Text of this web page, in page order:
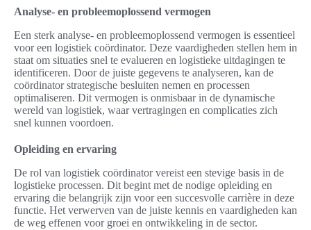
Analyse- en probleemoplossend vermogen
Een sterk analyse- en probleemoplossend vermogen is essentieel
voor een logistiek coördinator. Deze vaardigheden stellen hem in
staat om situaties snel te evalueren en logistieke uitdagingen te
identificeren. Door de juiste gegevens te analyseren, kan de
coördinator strategische besluiten nemen en processen
optimaliseren. Dit vermogen is onmisbaar in de dynamische
wereld van logistiek, waar vertragingen en complicaties zich
snel kunnen voordoen.
Opleiding en ervaring
De rol van logistiek coördinator vereist een stevige basis in de
logistieke processen. Dit begint met de nodige opleiding en
ervaring die belangrijk zijn voor een succesvolle carrière in deze
functie. Het verwerven van de juiste kennis en vaardigheden kan
de weg effenen voor groei en ontwikkeling in de sector.